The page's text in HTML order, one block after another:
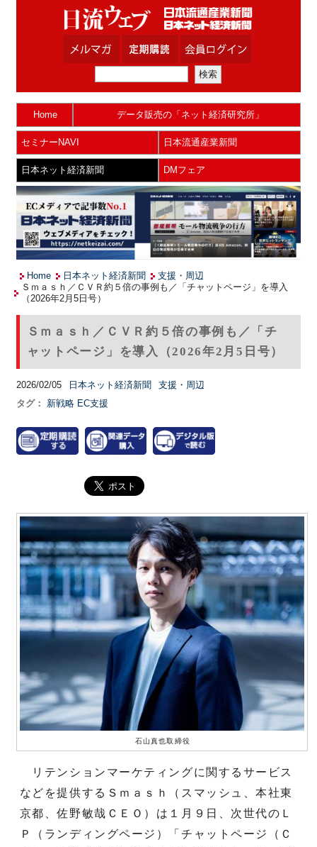
Home データ販売の「ネット経済研究所」
セミナーNAVI 日本流通産業新聞
日本ネット経済新聞 DMフェア
Home 日本ネット経済新聞
支援・周辺
Ｓｍａｓｈ／ＣＶＲ約５倍の事例も／「チャットページ」を導入
（2026年2月5日号）
Ｓｍａｓｈ／ＣＶＲ約５倍の事例も／「チ
ャットページ」を導入（2026年2月5日号）
2026/02/05 日本ネット経済新聞
支援・周辺
タグ：
新戦略 EC支援
石山真也取締役
リテンションマーケティングに関するサービス
などを提供するＳｍａｓｈ（スマッシュ、本社東
京都、佐野敏哉ＣＥＯ）は１月９日、次世代のＬ
Ｐ（ランディングページ）「チャットページ（Ｃ